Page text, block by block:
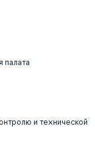
палата
и технической